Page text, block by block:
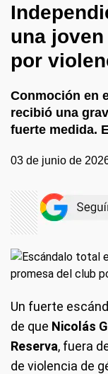
una
por
Conmoción en
recibió una
fuerte medida.
03 de junio de
Un fuerte
de que Nicolás
Reserva, fuera
de violencia de